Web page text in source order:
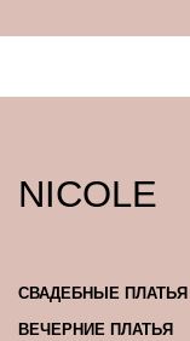
NICOLE
СВАДЕБНЫЕ ПЛАТЬЯ
ВЕЧЕРНИЕ ПЛАТЬЯ